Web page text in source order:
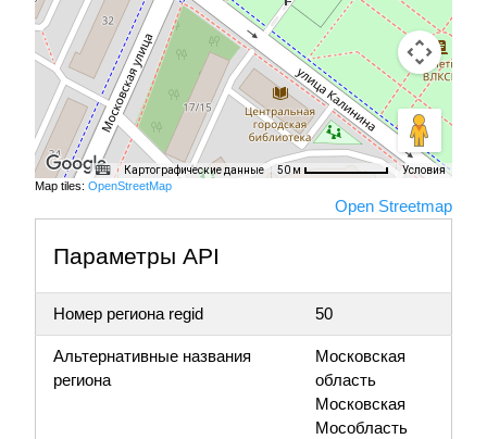
Картографические данные 50 м Условия
Map tiles: OpenStreetMap
Open Streetmap
Параметры API
Номер региона regid 50
Альтернативные названия
региона
Московская
область
Московская
Мособласть